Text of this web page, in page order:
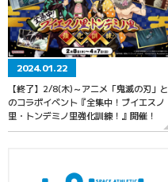
2024.01.22
【終了】2/8(木)～アニメ「鬼滅の刃」と
のコラボイベント『全集中！ブイエスノ
里・トンデミノ里強化訓練！』開催！